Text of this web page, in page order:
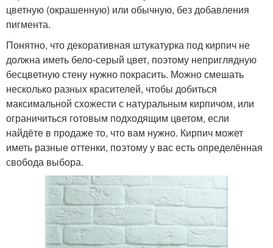
цветную (окрашенную) или обычную, без добавления
пигмента.
Понятно, что декоративная штукатурка под кирпич не
должна иметь бело-серый цвет, поэтому неприглядную
бесцветную стену нужно покрасить. Можно смешать
несколько разных красителей, чтобы добиться
максимальной схожести с натуральным кирпичом, или
ограничиться готовым подходящим цветом, если
найдёте в продаже то, что вам нужно. Кирпич может
иметь разные оттенки, поэтому у вас есть определённая
свобода выбора.